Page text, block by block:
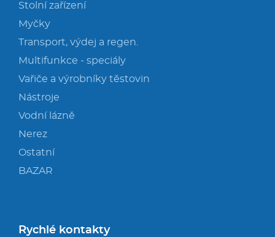
Stolní zařízení
Myčky
Transport, výdej a regen.
Multifunkce - speciály
Vařiče a výrobníky těstovin
Nástroje
Vodní lázně
Nerez
Ostatní
BAZAR
Rychlé kontakty